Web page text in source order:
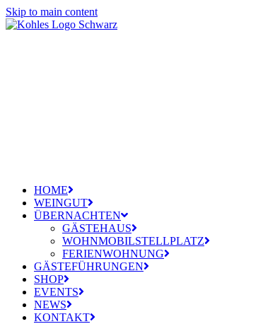
Skip to main content
HOME
WEINGUT
ÜBERNACHTEN
GÄSTEHAUS
WOHNMOBILSTELLPLATZ
FERIENWOHNUNG
GÄSTEFÜHRUNGEN
SHOP
EVENTS
NEWS
KONTAKT